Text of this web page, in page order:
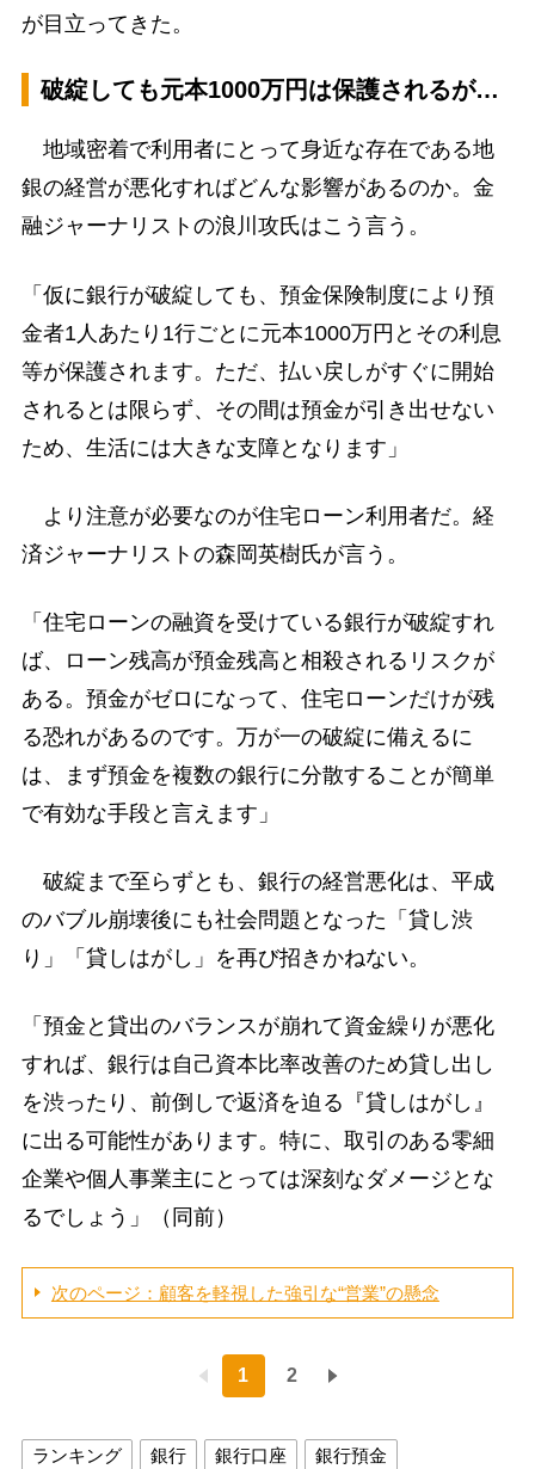
が目立ってきた。
破綻しても元本1000万円は保護されるが…
地域密着で利用者にとって身近な存在である地
銀の経営が悪化すればどんな影響があるのか。金
融ジャーナリストの浪川攻氏はこう言う。
「仮に銀行が破綻しても、預金保険制度により預
金者1人あたり1行ごとに元本1000万円とその利息
等が保護されます。ただ、払い戻しがすぐに開始
されるとは限らず、その間は預金が引き出せない
ため、生活には大きな支障となります」
より注意が必要なのが住宅ローン利用者だ。経
済ジャーナリストの森岡英樹氏が言う。
「住宅ローンの融資を受けている銀行が破綻すれ
ば、ローン残高が預金残高と相殺されるリスクが
ある。預金がゼロになって、住宅ローンだけが残
る恐れがあるのです。万が一の破綻に備えるに
は、まず預金を複数の銀行に分散することが簡単
で有効な手段と言えます」
破綻まで至らずとも、銀行の経営悪化は、平成
のバブル崩壊後にも社会問題となった「貸し渋
り」「貸しはがし」を再び招きかねない。
「預金と貸出のバランスが崩れて資金繰りが悪化
すれば、銀行は自己資本比率改善のため貸し出し
を渋ったり、前倒しで返済を迫る『貸しはがし』
に出る可能性があります。特に、取引のある零細
企業や個人事業主にとっては深刻なダメージとな
るでしょう」（同前）
次のページ：顧客を軽視した強引な“営業”の懸念
1 2
ランキング 銀行 銀行口座 銀行預金